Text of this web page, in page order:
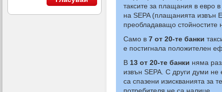
таксите за плащания в евро
на SEPA (плащанията извън
преобладаващо стойностите
Само в 7 от 20-те банки
е постигнала положителен
В 13 от 20-те банки няма
извън SEPA. С други думи
са спазени изискванията за